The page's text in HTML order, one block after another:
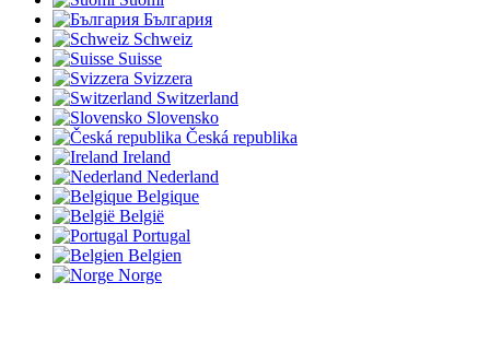
България
Schweiz
Suisse
Svizzera
Switzerland
Slovensko
Česká republika
Ireland
Nederland
Belgique
België
Portugal
Belgien
Norge